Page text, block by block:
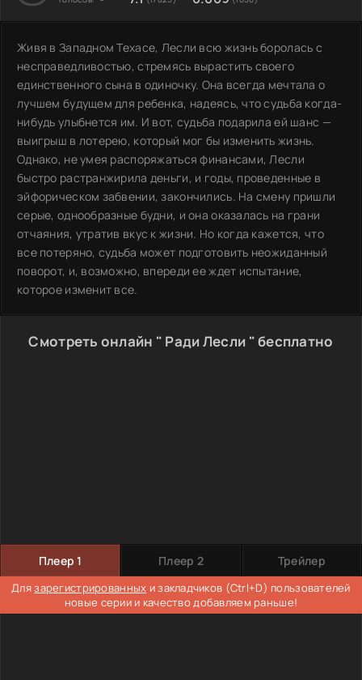
Живя в Западном Техасе, Лесли всю жизнь боролась с
несправедливостью, стремясь вырастить своего
единственного сына в одиночку. Она всегда мечтала о
лучшем будущем для ребенка, надеясь, что судьба когда-
нибудь улыбнется им. И вот, судьба подарила ей шанс —
выигрыш в лотерею, который мог бы изменить жизнь.
Однако, не умея распоряжаться финансами, Лесли
быстро растранжирила деньги, и годы, проведенные в
эйфорическом забвении, закончились. На смену пришли
серые, однообразные будни, и она оказалась на грани
отчаяния, утратив вкус к жизни. Но когда кажется, что
все потеряно, судьба может подготовить неожиданный
поворот, и, возможно, впереди ее ждет испытание,
которое изменит все.
Смотреть онлайн " Ради Лесли " бесплатно
Плеер 1 Плеер 2 Трейлер
Длязарегистрированных и закладчиков (Ctrl+D) пользователей
новые серии и качество добавляем раньше!